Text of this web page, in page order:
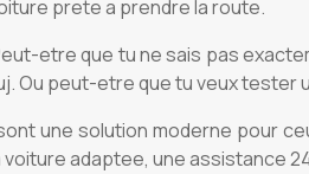
prete a prendre la route.
etre que tu ne sais pas
Ou peut-etre que tu veux tester
une solution moderne pour
adaptee, une assistance